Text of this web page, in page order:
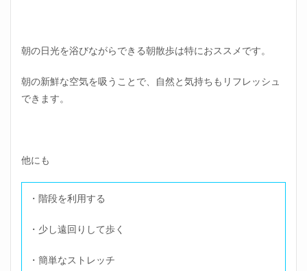
朝の日光を浴びながらできる朝散歩は特におススメです。
朝の新鮮な空気を吸うことで、自然と気持ちもリフレッシュ
できます。
他にも
・階段を利用する
・少し遠回りして歩く
・簡単なストレッチ